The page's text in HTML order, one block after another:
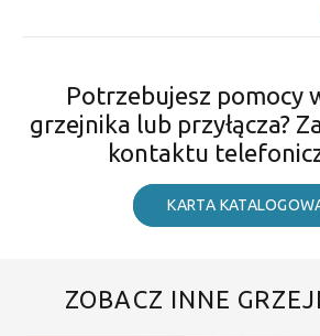
Potrzebujesz pomocy
grzejnika lub przyłącza?
kontaktu
KARTA
ZOBACZ INNE